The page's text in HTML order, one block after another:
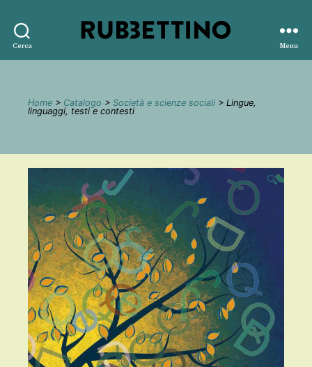
Cerca
editore
Menu
Home > Catalogo > Società e scienze sociali > Lingue,
linguaggi, testi e contesti
🔍